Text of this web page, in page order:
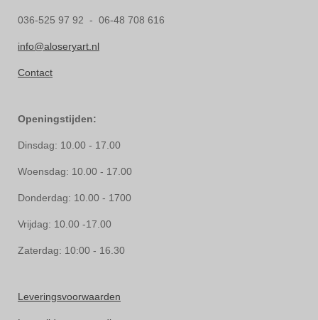
036-525 97 92 - 06-48 708 616
info@aloseryart.nl
Contact
Openingstijden:
Dinsdag: 10.00 - 17.00
Woensdag: 10.00 - 17.00
Donderdag: 10.00 - 1700
Vrijdag: 10.00 -17.00
Zaterdag: 10:00 - 16.30
Leveringsvoorwaarden